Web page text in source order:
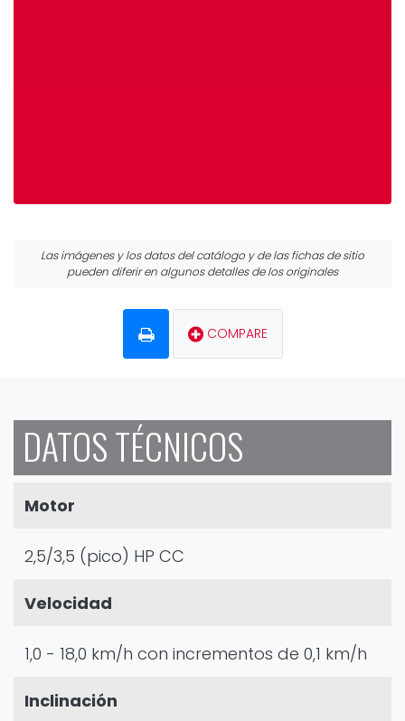
Las imágenes y los datos del catálogo y de las fichas de sitio
pueden diferir en algunos detalles de los originales
COMPARE
DATOS TÉCNICOS
Motor
2,5/3,5 (pico) HP CC
Velocidad
1,0 - 18,0 km/h con incrementos de 0,1 km/h
Inclinación